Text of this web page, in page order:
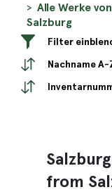
Alle Werke
Salzburg
Filter
Nachname A-
from